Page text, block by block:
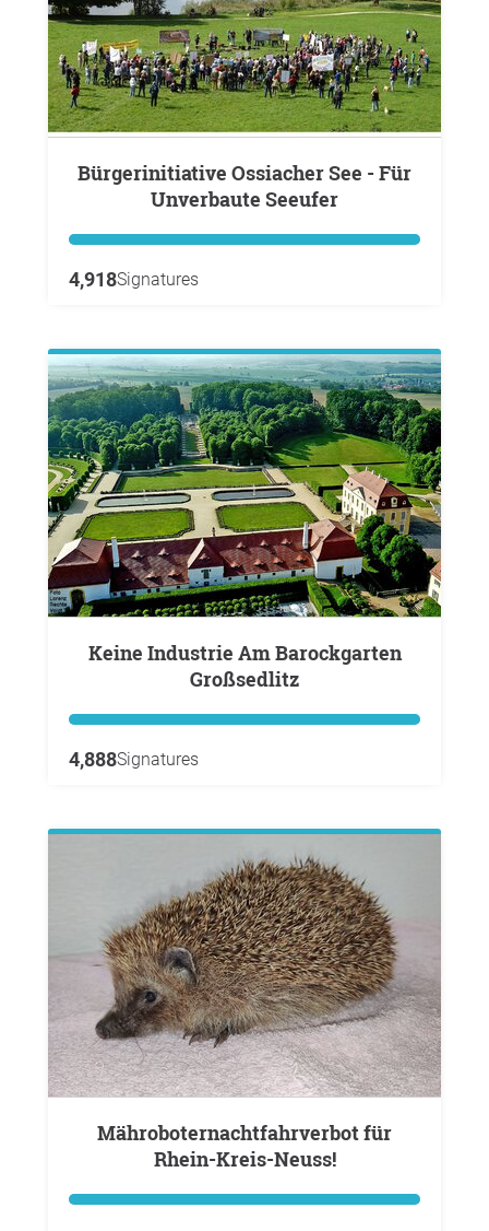
Bürgerinitiative Ossiacher See - Für
Unverbaute Seeufer
4,918Signatures
Keine Industrie Am Barockgarten
Großsedlitz
4,888Signatures
Mähroboternachtfahrverbot für
Rhein-Kreis-Neuss!